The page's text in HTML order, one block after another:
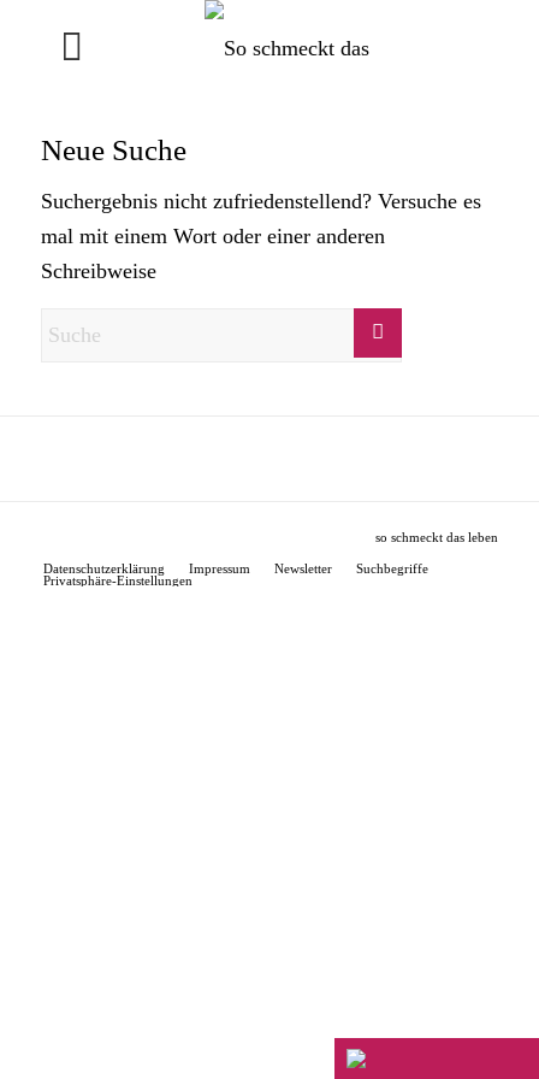
Neue Suche
Suchergebnis nicht zufriedenstellend? Versuche es
mal mit einem Wort oder einer anderen
Schreibweise
so schmeckt das leben
Datenschutzerklärung Impressum Newsletter
Suchbegriffe
Privatsphäre-Einstellungen